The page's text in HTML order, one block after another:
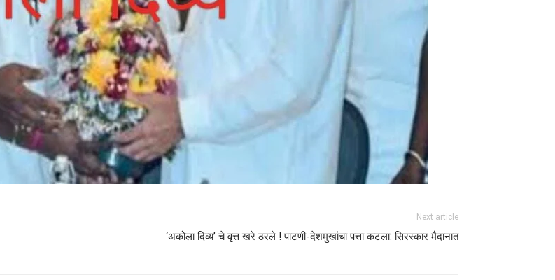
Next article
‘अकोला दिव्य’ चे वृत्त खरे ठरले ! पाटणी-देशमुखांचा पत्ता कटला: सिरस्कार मैदानात